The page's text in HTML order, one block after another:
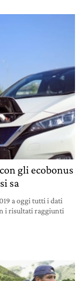
gli ecobonus
sa
a oggi tutti i dati
i risultati raggiunti